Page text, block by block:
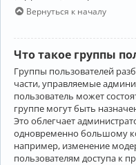
Вернуться к началу
Что такое группы
Группы пользователей
части, управляемые
пользователь может
группе могут быть
Это облегчает
одновременно большому
например, изменение
пользователям доступа к